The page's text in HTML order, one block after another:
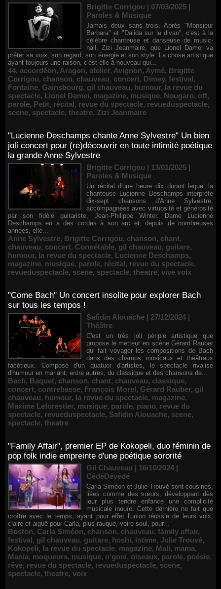
Brigitte Corrigou | 07/03/2025 |
Paroles & Musique
Jamais deux sans trois. Après "Monsieur
Barbara" et "Dalida sur le divan", c'est à la
célèbre chanteuse et danseuse de music-
hall, Zizi Jeanmaire, que Lionel Damei va
prêter sa voix, son regard, son énergie et son style. La chose artistique
ayant toujours une raison, c'est elle à nouveau qui...
44, accordéon, Aragon, atelier, Avignon, Aymé, Brigitte
Corrigou, chanson, chauveau, concert, Dimey, festival,
Fontaine, Gainsbourg, gil chauveau, humour, la revue du
spectacle, Lionel Damei, magazine, musique, Nougaro, off,
parole, Petit, récital, revue du spectacle, revueduspectacle,
scene, spectacle, theatre, Zizi Jeanmaire
"Lucienne Deschamps chante Anne Sylvestre" Un bien
joli concert pour (re)découvrir en toute intimité poétique
la grande Anne Sylvestre
Brigitte Corrigou | 13/01/2025 |
Paroles & Musique
Un récital d'une heure dix durant lequel la
chanteuse Lucienne Deschamps interprète
dix-sept chansons d'Anne Sylvestre,
accompagnées avec virtuosité et générosité
par son fidèle guitariste, Jean-Philippe Winter. Dame Lucienne
Deschamps en a des cordes à son arc et, depuis de nombreuses
années, elle...
Anne Sylvestre, Brigitte Corrigou, chanson, chant,
chauveau, concert, Connétable, gil chauveau, guitare,
humour, la revue du spectacle, Lucienne Deschamps,
magazine, musique, parole, récital, revue du spectacle,
revueduspectacle, scene, spectacle, theatre, vive voix
"Come Bach" Un concert insolite pour explorer Bach
sur tous les tempos !
Safidin Alouache | 27/12/2024 |
Théâtre
C'est un très joli périple artistique que
propose le metteur en scène Gérard Rauber
qui fait voyager les compositions de Bach
dans des champs musicaux et théâtraux
facétieux. Composé d'un quatuor d'artistes, le spectacle rivalise
d'humour en mariant, entre autres, du classique et des chansons de...
Bach, Baquet, chanson, chant, chauveau, classique,
concert, contrebasse, François Morel, Gérard Rauber, gil
chauveau, humour, la revue du spectacle, magazine,
Maxime Leforestier, musique, parole, piano, revue du
spectacle, revueduspectacle, Safidin Alouache, scene,
spectacle, theatre
"Family Affair", premier EP de Kokopeli, duo féminin de
pop folk indie empreinte d'une poétique sororité
Gil Chauveau | 16/10/2024 |
CédéDévédé
Carla Siméon et Julie Trouvé sont cousines,
liées comme des sœurs, développant dès
leur plus tendre enfance une complicité
musicale inouïe. Cette dernière ne fait que
croître avec le temps, ayant pour effet l'union réussie de leurs voix,
claire et aiguë pour Carla, plus rauque, voire soul, pour...
Boston, Carla Siméon, chanson, chauveau, family affair,
festival, gil chauveau, guitare, hoshi, intime, Julie Trouvé,
Kokopeli, la revue du spectacle, magazine, Mali, mama,
Mania, moqueurs, musique, n'goni, oiseaux, parole, poésie,
rêve, revue du spectacle, revueduspectacle, scene,
spectacle, theatre, voix